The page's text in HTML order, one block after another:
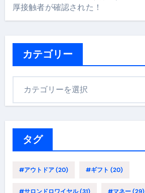
厚接触者が確認された！
カテゴリー
タグ
#アウトドア(20) #ギフト (20)